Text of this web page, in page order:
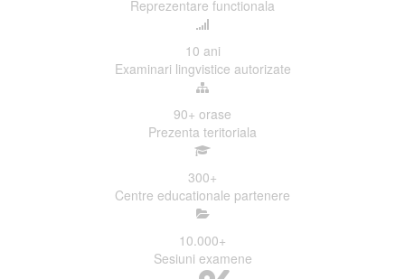
Reprezentare functionala
10 ani
Examinari lingvistice autorizate
90+ orase
Prezenta teritoriala
300+
Centre educationale partenere
10.000+
Sesiuni examene